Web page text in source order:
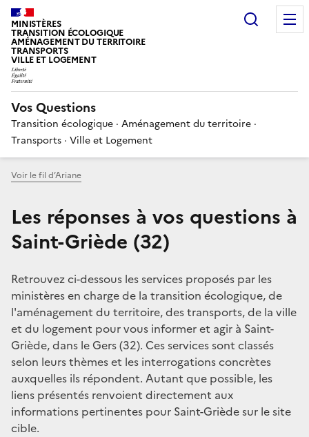
MINISTÈRES
TRANSITION ÉCOLOGIQUE
AMÉNAGEMENT DU TERRITOIRE
TRANSPORTS
VILLE ET LOGEMENT
Vos Questions
Transition écologique · Aménagement du territoire ·
Transports · Ville et Logement
Voir le fil d’Ariane
Les réponses à vos questions à
Saint-Griède (32)
Retrouvez ci-dessous les services proposés par les
ministères en charge de la transition écologique, de
l'aménagement du territoire, des transports, de la ville
et du logement pour vous informer et agir à Saint-
Griède, dans le Gers (32). Ces services sont classés
selon leurs thèmes et les interrogations concrètes
auxquelles ils répondent. Autant que possible, les
liens présentés renvoient directement aux
informations pertinentes pour Saint-Griède sur le site
cible.